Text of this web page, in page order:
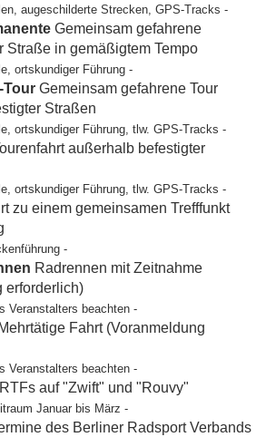
augeschilderte Strecken, GPS-Tracks -
Gemeinsam gefahrene
Straße in gemäßigtem Tempo
ortskundiger Führung -
Tour Gemeinsam gefahrene Tour
Straßen
ortskundiger Führung, tlw. GPS-Tracks -
außerhalb befestigter
ortskundiger Führung, tlw. GPS-Tracks -
zu einem gemeinsamen Trefffunkt
-
Radrennen mit Zeitnahme
erforderlich)
Veranstalters beachten -
Mehrtätige Fahrt (Voranmeldung
Veranstalters beachten -
auf "Zwift" und "Rouvy"
Januar bis März -
des Berliner Radsport Verbands